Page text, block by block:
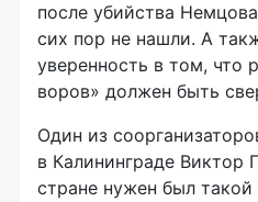
после убийства
сих пор не нашли. А
уверенность в том, что
воров» должен быть
Один из
в Калининграде Виктор
стране нужен был такой